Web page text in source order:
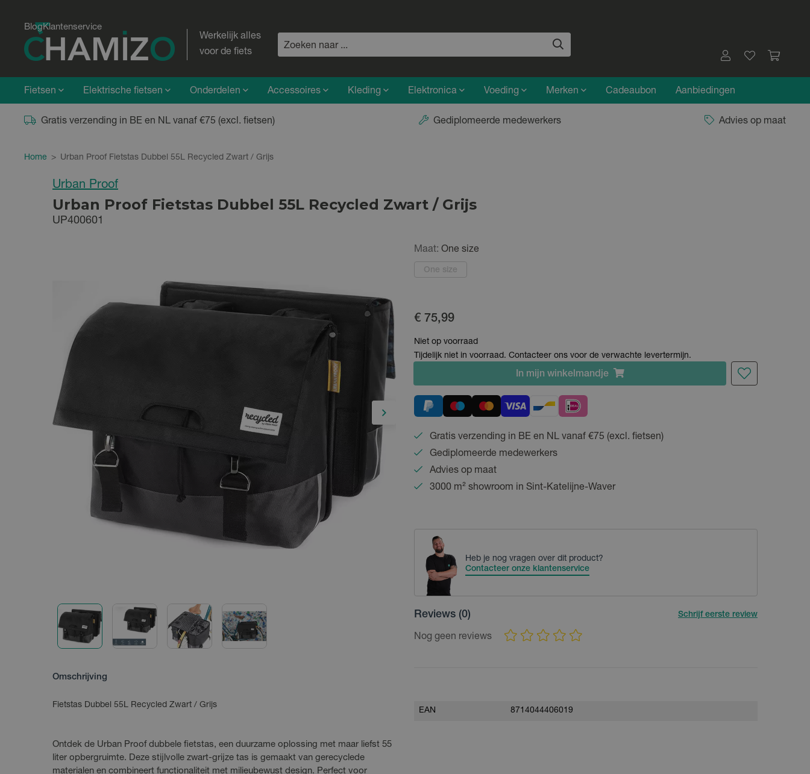
BlogKlantenservice
Werkelijk alles
voor de fiets
Fietsen Elektrische fietsen Onderdelen Accessoires Kleding Elektronica Voeding Merken Cadeaubon Aanbiedingen
Gratis verzending in BE en NL vanaf €75 (excl. fietsen) Gediplomeerde medewerkers Advies op maat
Home > Urban Proof Fietstas Dubbel 55L Recycled Zwart / Grijs
Urban Proof
Urban Proof Fietstas Dubbel 55L Recycled Zwart / Grijs
UP400601
Omschrijving
Fietstas Dubbel 55L Recycled Zwart / Grijs
Ontdek de Urban Proof dubbele fietstas, een duurzame oplossing met maar liefst 55
liter opbergruimte. Deze stijlvolle zwart-grijze tas is gemaakt van gerecyclede
materialen en combineert functionaliteit met milieubewust design. Perfect voor
Maat: One size
One size
€ 75,99
Niet op voorraad
Tijdelijk niet in voorraad. Contacteer ons voor de verwachte levertermijn.
In mijn winkelmandje
Gratis verzending in BE en NL vanaf €75 (excl. fietsen)
Gediplomeerde medewerkers
Advies op maat
3000 m² showroom in Sint-Katelijne-Waver
Heb je nog vragen over dit product?
Contacteer onze klantenservice
Reviews (0) Schrijf eerste review
Nog geen reviews
EAN 8714044406019